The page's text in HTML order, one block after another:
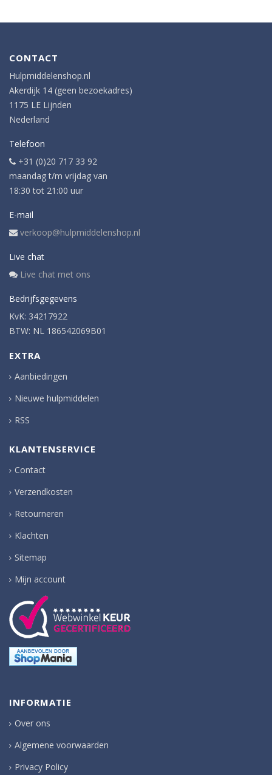
CONTACT
Hulpmiddelenshop.nl
Akerdijk 14 (geen bezoekadres)
1175 LE Lijnden
Nederland
Telefoon
+31 (0)20 717 33 92
maandag t/m vrijdag van
18:30 tot 21:00 uur
E-mail
verkoop@hulpmiddelenshop.nl
Live chat
Live chat met ons
Bedrijfsgegevens
KvK: 34217922
BTW: NL 186542069B01
EXTRA
Aanbiedingen
Nieuwe hulpmiddelen
RSS
KLANTENSERVICE
Contact
Verzendkosten
Retourneren
Klachten
Sitemap
Mijn account
INFORMATIE
Over ons
Algemene voorwaarden
Privacy Policy